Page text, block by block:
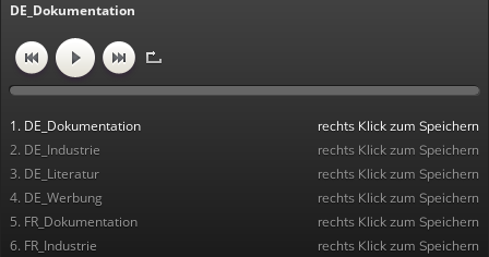
DE_Dokumentation
1. DE_Dokumentation rechts Klick zum Speichern
2. DE_Industrie rechts Klick zum Speichern
3. DE_Literatur rechts Klick zum Speichern
4. DE_Werbung rechts Klick zum Speichern
5. FR_Dokumentation rechts Klick zum Speichern
6. FR_Industrie rechts Klick zum Speichern